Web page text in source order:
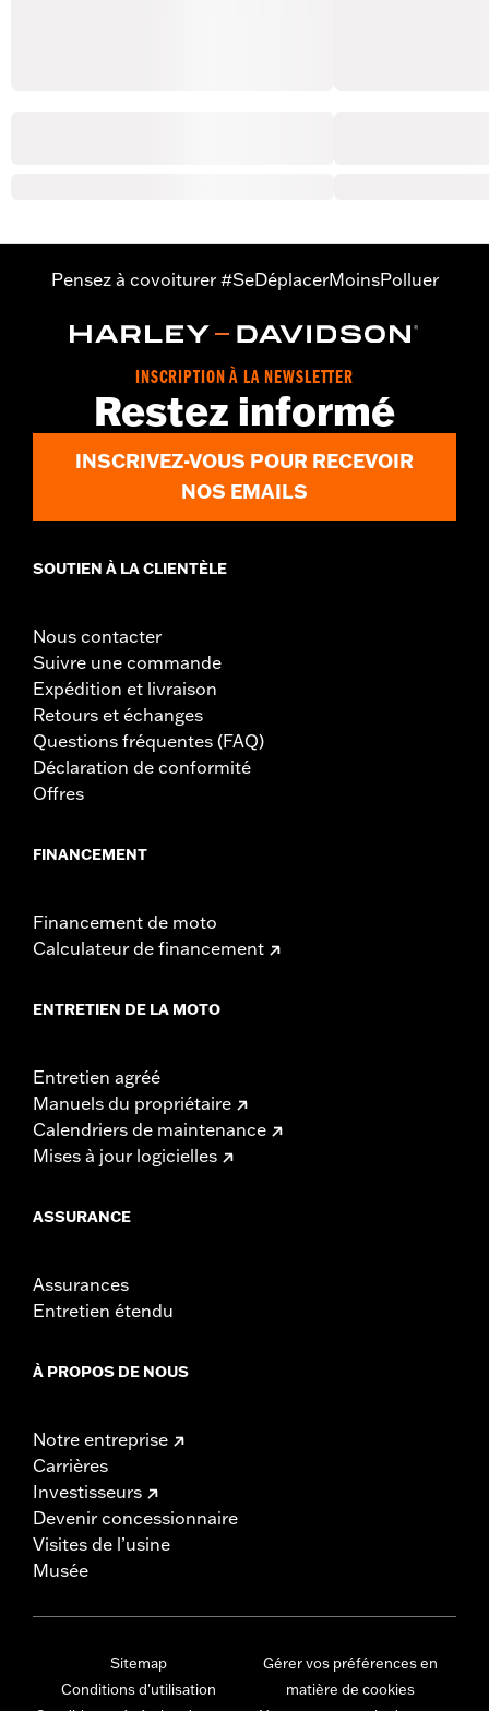
Pensez à covoiturer #SeDéplacerMoinsPolluer
INSCRIPTION À LA NEWSLETTER
Restez informé
INSCRIVEZ-VOUS POUR RECEVOIR
NOS EMAILS
SOUTIEN À LA CLIENTÈLE
Nous contacter
Suivre une commande
Expédition et livraison
Retours et échanges
Questions fréquentes (FAQ)
Déclaration de conformité
Offres
FINANCEMENT
Financement de moto
Calculateur de financement
ENTRETIEN DE LA MOTO
Entretien agréé
Manuels du propriétaire
Calendriers de maintenance
Mises à jour logicielles
ASSURANCE
Assurances
Entretien étendu
À PROPOS DE NOUS
Notre entreprise
Carrières
Investisseurs
Devenir concessionnaire
Visites de l’usine
Musée
Sitemap
Conditions d'utilisation
Gérer vos préférences en
matière de cookies